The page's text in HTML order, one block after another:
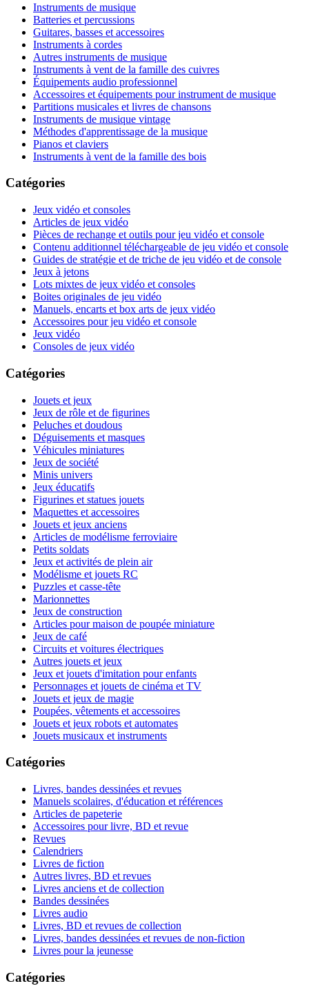
Instruments de musique
Batteries et percussions
Guitares, basses et accessoires
Instruments à cordes
Autres instruments de musique
Instruments à vent de la famille des cuivres
Équipements audio professionnel
Accessoires et équipements pour instrument de musique
Partitions musicales et livres de chansons
Instruments de musique vintage
Méthodes d'apprentissage de la musique
Pianos et claviers
Instruments à vent de la famille des bois
Catégories
Jeux vidéo et consoles
Articles de jeux vidéo
Pièces de rechange et outils pour jeu vidéo et console
Contenu additionnel téléchargeable de jeu vidéo et console
Guides de stratégie et de triche de jeu vidéo et de console
Jeux à jetons
Lots mixtes de jeux vidéo et consoles
Boites originales de jeu vidéo
Manuels, encarts et box arts de jeux vidéo
Accessoires pour jeu vidéo et console
Jeux vidéo
Consoles de jeux vidéo
Catégories
Jouets et jeux
Jeux de rôle et de figurines
Peluches et doudous
Déguisements et masques
Véhicules miniatures
Jeux de société
Minis univers
Jeux éducatifs
Figurines et statues jouets
Maquettes et accessoires
Jouets et jeux anciens
Articles de modélisme ferroviaire
Petits soldats
Jeux et activités de plein air
Modélisme et jouets RC
Puzzles et casse-tête
Marionnettes
Jeux de construction
Articles pour maison de poupée miniature
Jeux de café
Circuits et voitures électriques
Autres jouets et jeux
Jeux et jouets d'imitation pour enfants
Personnages et jouets de cinéma et TV
Jouets et jeux de magie
Poupées, vêtements et accessoires
Jouets et jeux robots et automates
Jouets musicaux et instruments
Catégories
Livres, bandes dessinées et revues
Manuels scolaires, d'éducation et références
Articles de papeterie
Accessoires pour livre, BD et revue
Revues
Calendriers
Livres de fiction
Autres livres, BD et revues
Livres anciens et de collection
Bandes dessinées
Livres audio
Livres, BD et revues de collection
Livres, bandes dessinées et revues de non-fiction
Livres pour la jeunesse
Catégories